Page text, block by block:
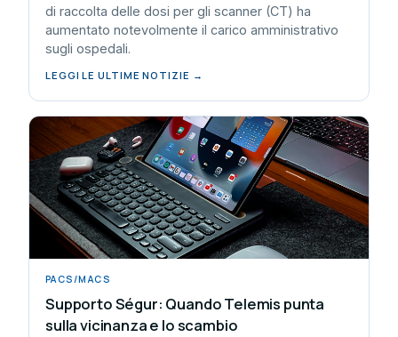
di raccolta delle dosi per gli scanner (CT) ha
aumentato notevolmente il carico amministrativo
sugli ospedali.
LEGGI LE ULTIME NOTIZIE →
PACS/MACS
Supporto Ségur: Quando Telemis punta
sulla vicinanza e lo scambio